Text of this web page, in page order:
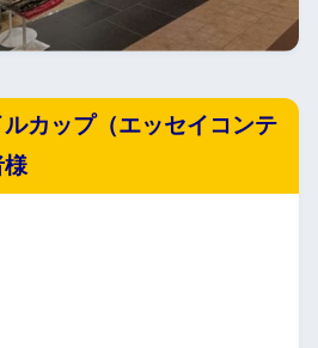
カップ（エッセイコンテ
様